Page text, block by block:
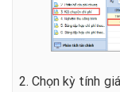
2. Chọn kỳ tính